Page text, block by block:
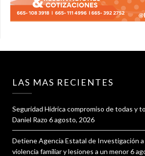
LAS MAS RECIENTES
Seguridad Hídrica compromiso de todas y
Daniel Razo 6 agosto, 2026
Detiene Agencia Estatal de Investigación
violencia familiar y lesiones a un menor6